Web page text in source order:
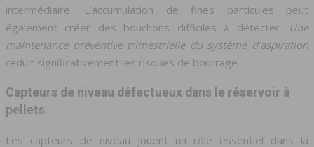
intermédiaire. L’accumulation de fines particules peut
également créer des bouchons difficiles à détecter. Une
maintenance préventive trimestrielle du système d’aspiration
réduit significativement les risques de bourrage.
Capteurs de niveau défectueux dans le réservoir à
pellets
Les capteurs de niveau jouent un rôle essentiel dans la